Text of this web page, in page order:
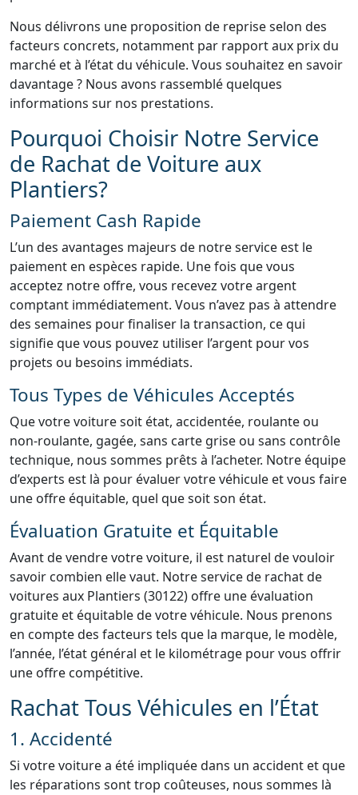
Nous délivrons une proposition de reprise selon des
facteurs concrets, notamment par rapport aux prix du
marché et à l’état du véhicule. Vous souhaitez en savoir
davantage ? Nous avons rassemblé quelques
informations sur nos prestations.
Pourquoi Choisir Notre Service
de Rachat de Voiture aux
Plantiers?
Paiement Cash Rapide
L’un des avantages majeurs de notre service est le
paiement en espèces rapide. Une fois que vous
acceptez notre offre, vous recevez votre argent
comptant immédiatement. Vous n’avez pas à attendre
des semaines pour finaliser la transaction, ce qui
signifie que vous pouvez utiliser l’argent pour vos
projets ou besoins immédiats.
Tous Types de Véhicules Acceptés
Que votre voiture soit état, accidentée, roulante ou
non-roulante, gagée, sans carte grise ou sans contrôle
technique, nous sommes prêts à l’acheter. Notre équipe
d’experts est là pour évaluer votre véhicule et vous faire
une offre équitable, quel que soit son état.
Évaluation Gratuite et Équitable
Avant de vendre votre voiture, il est naturel de vouloir
savoir combien elle vaut. Notre service de rachat de
voitures aux Plantiers (30122) offre une évaluation
gratuite et équitable de votre véhicule. Nous prenons
en compte des facteurs tels que la marque, le modèle,
l’année, l’état général et le kilométrage pour vous offrir
une offre compétitive.
Rachat Tous Véhicules en l’État
1. Accidenté
Si votre voiture a été impliquée dans un accident et que
les réparations sont trop coûteuses, nous sommes là